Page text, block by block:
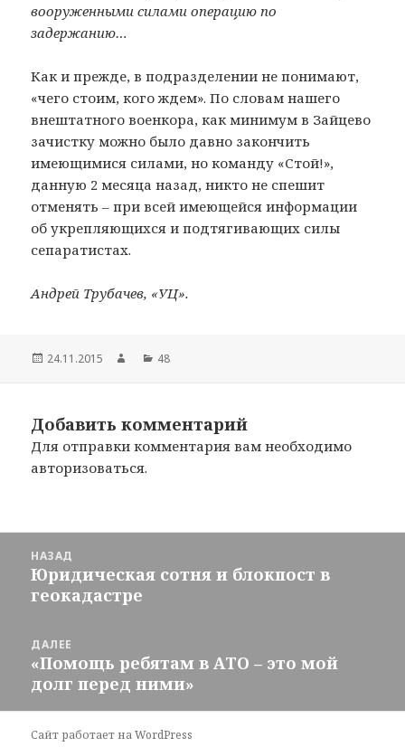
вооруженными силами операцию по
задержанию…
Как и прежде, в подразделении не понимают,
«чего стоим, кого ждем». По словам нашего
внештатного военкора, как минимум в Зайцево
зачистку можно было давно закончить
имеющимися силами, но команду «Стой!»,
данную 2 месяца назад, никто не спешит
отменять – при всей имеющейся информации
об укрепляющихся и подтягивающих силы
сепаратистах.
Андрей Трубачев, «УЦ».
Опубликовано
24.11.2015 АвторРубрики
48
Добавить комментарий
Для отправки комментария вам необходимо
авторизоваться.
записям
НАЗАД
Предыдущая
запись:
Юридическая сотня и блокпост в
геокадастре
ДАЛЕЕ
Следующая
запись:
«Помощь ребятам в АТО – это мой
долг перед ними»
Сайт работает на WordPress